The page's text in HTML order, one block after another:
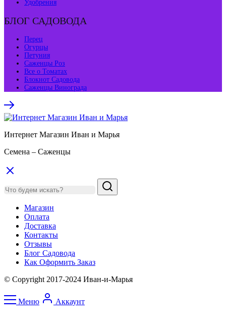
Удобрения
БЛОГ САДОВОДА
Перец
Огурцы
Петуния
Саженцы Роз
Все о Томатах
Блокнот Садовода
Саженцы Винограда
Интернет Магазин Иван и Марья
Семена – Саженцы
Магазин
Оплата
Доставка
Контакты
Отзывы
Блог Садовода
Как Оформить Заказ
© Copyright 2017-2024 Иван-и-Марья
Меню Аккаунт